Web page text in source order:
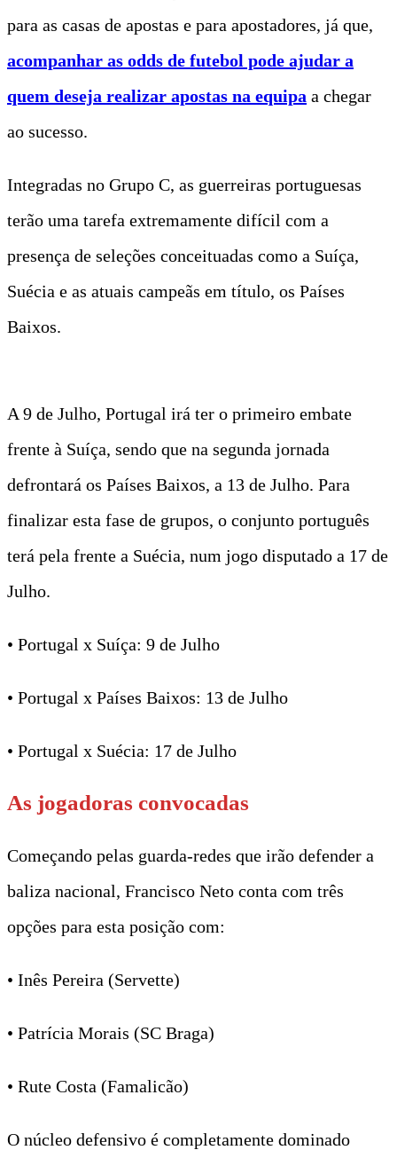
para as casas de apostas e para apostadores, já que,
acompanhar as odds de futebol pode ajudar a
quem deseja realizar apostas na equipa a chegar
ao sucesso.
Integradas no Grupo C, as guerreiras portuguesas
terão uma tarefa extremamente difícil com a
presença de seleções conceituadas como a Suíça,
Suécia e as atuais campeãs em título, os Países
Baixos.
A 9 de Julho, Portugal irá ter o primeiro embate
frente à Suíça, sendo que na segunda jornada
defrontará os Países Baixos, a 13 de Julho. Para
finalizar esta fase de grupos, o conjunto português
terá pela frente a Suécia, num jogo disputado a 17 de
Julho.
• Portugal x Suíça: 9 de Julho
• Portugal x Países Baixos: 13 de Julho
• Portugal x Suécia: 17 de Julho
As jogadoras convocadas
Começando pelas guarda-redes que irão defender a
baliza nacional, Francisco Neto conta com três
opções para esta posição com:
• Inês Pereira (Servette)
• Patrícia Morais (SC Braga)
• Rute Costa (Famalicão)
O núcleo defensivo é completamente dominado